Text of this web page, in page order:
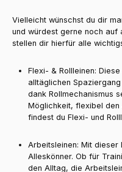
Vielleicht wünschst du dir
und würdest gerne noch auf
stellen dir hierfür alle
Flexi- & Rollleinen:
alltäglichen
dank Rollmechanismus
Möglichkeit, flexibel den
findest du Flexi- und
Arbeitsleinen: Mit dieser
Alleskönner. Ob für
den Alltag, die